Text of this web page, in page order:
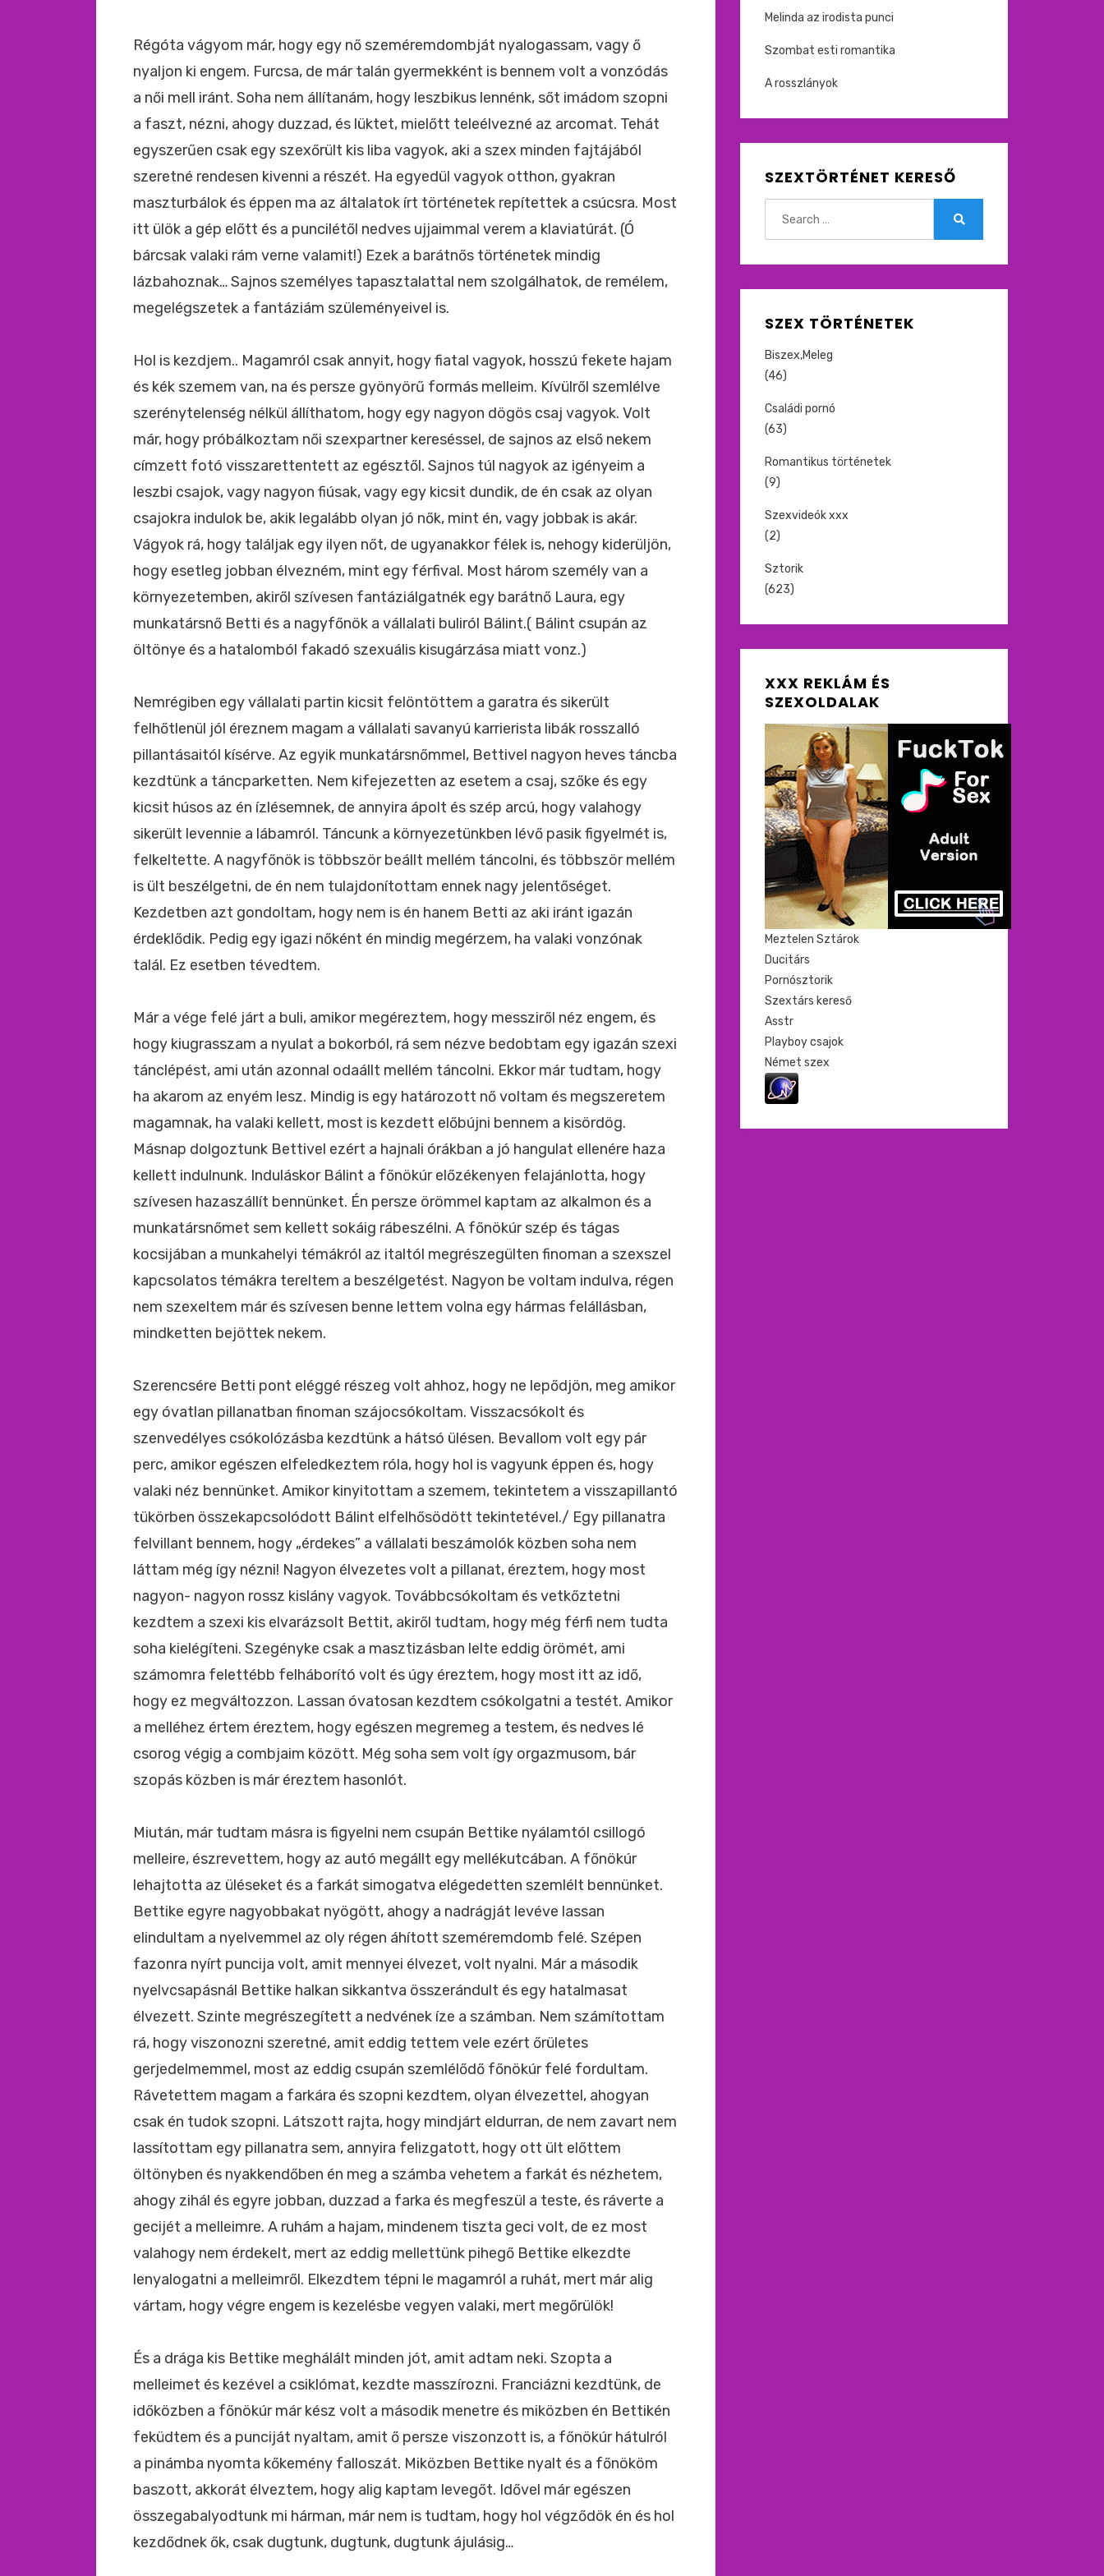
Régóta vágyom már, hogy egy nő szeméremdombját nyalogassam, vagy ő
nyaljon ki engem. Furcsa, de már talán gyermekként is bennem volt a vonzódás
a női mell iránt. Soha nem állítanám, hogy leszbikus lennénk, sőt imádom szopni
a faszt, nézni, ahogy duzzad, és lüktet, mielőtt teleélvezné az arcomat. Tehát
egyszerűen csak egy szexőrült kis liba vagyok, aki a szex minden fajtájából
szeretné rendesen kivenni a részét. Ha egyedül vagyok otthon, gyakran
maszturbálok és éppen ma az általatok írt történetek repítettek a csúcsra. Most
itt ülök a gép előtt és a puncilétől nedves ujjaimmal verem a klaviatúrát. (Ó
bárcsak valaki rám verne valamit!) Ezek a barátnős történetek mindig
lázbahoznak… Sajnos személyes tapasztalattal nem szolgálhatok, de remélem,
megelégszetek a fantáziám szüleményeivel is.
Hol is kezdjem.. Magamról csak annyit, hogy fiatal vagyok, hosszú fekete hajam
és kék szemem van, na és persze gyönyörű formás melleim. Kívülről szemlélve
szerénytelenség nélkül állíthatom, hogy egy nagyon dögös csaj vagyok. Volt
már, hogy próbálkoztam női szexpartner kereséssel, de sajnos az első nekem
címzett fotó visszarettentett az egésztől. Sajnos túl nagyok az igényeim a
leszbi csajok, vagy nagyon fiúsak, vagy egy kicsit dundik, de én csak az olyan
csajokra indulok be, akik legalább olyan jó nők, mint én, vagy jobbak is akár.
Vágyok rá, hogy találjak egy ilyen nőt, de ugyanakkor félek is, nehogy kiderüljön,
hogy esetleg jobban élvezném, mint egy férfival. Most három személy van a
környezetemben, akiről szívesen fantáziálgatnék egy barátnő Laura, egy
munkatársnő Betti és a nagyfőnök a vállalati buliról Bálint.( Bálint csupán az
öltönye és a hatalomból fakadó szexuális kisugárzása miatt vonz.)
Nemrégiben egy vállalati partin kicsit felöntöttem a garatra és sikerült
felhőtlenül jól éreznem magam a vállalati savanyú karrierista libák rosszalló
pillantásaitól kísérve. Az egyik munkatársnőmmel, Bettivel nagyon heves táncba
kezdtünk a táncparketten. Nem kifejezetten az esetem a csaj, szőke és egy
kicsit húsos az én ízlésemnek, de annyira ápolt és szép arcú, hogy valahogy
sikerült levennie a lábamról. Táncunk a környezetünkben lévő pasik figyelmét is,
felkeltette. A nagyfőnök is többször beállt mellém táncolni, és többször mellém
is ült beszélgetni, de én nem tulajdonítottam ennek nagy jelentőséget.
Kezdetben azt gondoltam, hogy nem is én hanem Betti az aki iránt igazán
érdeklődik. Pedig egy igazi nőként én mindig megérzem, ha valaki vonzónak
talál. Ez esetben tévedtem.
Már a vége felé járt a buli, amikor megéreztem, hogy messziről néz engem, és
hogy kiugrasszam a nyulat a bokorból, rá sem nézve bedobtam egy igazán szexi
tánclépést, ami után azonnal odaállt mellém táncolni. Ekkor már tudtam, hogy
ha akarom az enyém lesz. Mindig is egy határozott nő voltam és megszeretem
magamnak, ha valaki kellett, most is kezdett előbújni bennem a kisördög.
Másnap dolgoztunk Bettivel ezért a hajnali órákban a jó hangulat ellenére haza
kellett indulnunk. Induláskor Bálint a főnökúr előzékenyen felajánlotta, hogy
szívesen hazaszállít bennünket. Én persze örömmel kaptam az alkalmon és a
munkatársnőmet sem kellett sokáig rábeszélni. A főnökúr szép és tágas
kocsijában a munkahelyi témákról az italtól megrészegülten finoman a szexszel
kapcsolatos témákra tereltem a beszélgetést. Nagyon be voltam indulva, régen
nem szexeltem már és szívesen benne lettem volna egy hármas felállásban,
mindketten bejöttek nekem.
Szerencsére Betti pont eléggé részeg volt ahhoz, hogy ne lepődjön, meg amikor
egy óvatlan pillanatban finoman szájocsókoltam. Visszacsókolt és
szenvedélyes csókolózásba kezdtünk a hátsó ülésen. Bevallom volt egy pár
perc, amikor egészen elfeledkeztem róla, hogy hol is vagyunk éppen és, hogy
valaki néz bennünket. Amikor kinyitottam a szemem, tekintetem a visszapillantó
tükörben összekapcsolódott Bálint elfelhősödött tekintetével./ Egy pillanatra
felvillant bennem, hogy „érdekes” a vállalati beszámolók közben soha nem
láttam még így nézni! Nagyon élvezetes volt a pillanat, éreztem, hogy most
nagyon- nagyon rossz kislány vagyok. Továbbcsókoltam és vetkőztetni
kezdtem a szexi kis elvarázsolt Bettit, akiről tudtam, hogy még férfi nem tudta
soha kielégíteni. Szegényke csak a masztizásban lelte eddig örömét, ami
számomra felettébb felháborító volt és úgy éreztem, hogy most itt az idő,
hogy ez megváltozzon. Lassan óvatosan kezdtem csókolgatni a testét. Amikor
a melléhez értem éreztem, hogy egészen megremeg a testem, és nedves lé
csorog végig a combjaim között. Még soha sem volt így orgazmusom, bár
szopás közben is már éreztem hasonlót.
Miután, már tudtam másra is figyelni nem csupán Bettike nyálamtól csillogó
melleire, észrevettem, hogy az autó megállt egy mellékutcában. A főnökúr
lehajtotta az üléseket és a farkát simogatva elégedetten szemlélt bennünket.
Bettike egyre nagyobbakat nyögött, ahogy a nadrágját levéve lassan
elindultam a nyelvemmel az oly régen áhított szeméremdomb felé. Szépen
fazonra nyírt puncija volt, amit mennyei élvezet, volt nyalni. Már a második
nyelvcsapásnál Bettike halkan sikkantva összerándult és egy hatalmasat
élvezett. Szinte megrészegített a nedvének íze a számban. Nem számítottam
rá, hogy viszonozni szeretné, amit eddig tettem vele ezért őrületes
gerjedelmemmel, most az eddig csupán szemlélődő főnökúr felé fordultam.
Rávetettem magam a farkára és szopni kezdtem, olyan élvezettel, ahogyan
csak én tudok szopni. Látszott rajta, hogy mindjárt eldurran, de nem zavart nem
lassítottam egy pillanatra sem, annyira felizgatott, hogy ott ült előttem
öltönyben és nyakkendőben én meg a számba vehetem a farkát és nézhetem,
ahogy zihál és egyre jobban, duzzad a farka és megfeszül a teste, és ráverte a
gecijét a melleimre. A ruhám a hajam, mindenem tiszta geci volt, de ez most
valahogy nem érdekelt, mert az eddig mellettünk pihegő Bettike elkezdte
lenyalogatni a melleimről. Elkezdtem tépni le magamról a ruhát, mert már alig
vártam, hogy végre engem is kezelésbe vegyen valaki, mert megőrülök!
És a drága kis Bettike meghálált minden jót, amit adtam neki. Szopta a
melleimet és kezével a csiklómat, kezdte masszírozni. Franciázni kezdtünk, de
időközben a főnökúr már kész volt a második menetre és miközben én Bettikén
feküdtem és a punciját nyaltam, amit ő persze viszonzott is, a főnökúr hátulról
a pinámba nyomta kőkemény falloszát. Miközben Bettike nyalt és a főnököm
baszott, akkorát élveztem, hogy alig kaptam levegőt. Idővel már egészen
összegabalyodtunk mi hárman, már nem is tudtam, hogy hol végződök én és hol
kezdődnek ők, csak dugtunk, dugtunk, dugtunk ájulásig…
Melinda az irodista punci
Szombat esti romantika
A rosszlányok
SZEXTÖRTÉNET KERESŐ
SZEX TÖRTÉNETEK
Biszex,Meleg
(46)
Családi pornó
(63)
Romantikus történetek
(9)
Szexvideók xxx
(2)
Sztorik
(623)
XXX REKLÁM ÉS
SZEXOLDALAK
Meztelen Sztárok
Ducitárs
Pornósztorik
Szextárs kereső
Asstr
Playboy csajok
Német szex